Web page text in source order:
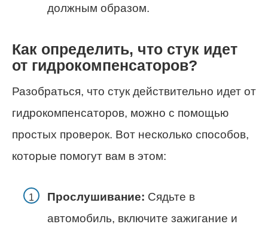
должным образом.
Как определить, что стук идет
от гидрокомпенсаторов?
Разобраться, что стук действительно идет от
гидрокомпенсаторов, можно с помощью
простых проверок. Вот несколько способов,
которые помогут вам в этом:
Прослушивание: Сядьте в
автомобиль, включите зажигание и